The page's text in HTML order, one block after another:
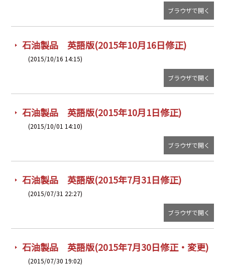
ブラウザで開く
石油製品 英語版(2015年10月16日修正)
(2015/10/16 14:15)
ブラウザで開く
石油製品 英語版(2015年10月1日修正)
(2015/10/01 14:10)
ブラウザで開く
石油製品 英語版(2015年7月31日修正)
(2015/07/31 22:27)
ブラウザで開く
石油製品 英語版(2015年7月30日修正・変更)
(2015/07/30 19:02)